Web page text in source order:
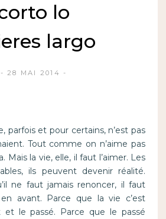
lo
largo
28 MAI 2014
parfois et pour certains, n’est pas
Tout comme on n’aime pas
Mais la vie, elle, il faut l’aimer. Les
ils peuvent devenir réalité.
ne faut jamais renoncer, il faut
avant. Parce que la vie c’est
et le passé. Parce que le passé